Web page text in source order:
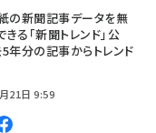
の新聞記事データを無
る「新聞トレンド」公
5年分の記事からトレンド
21日 9:59